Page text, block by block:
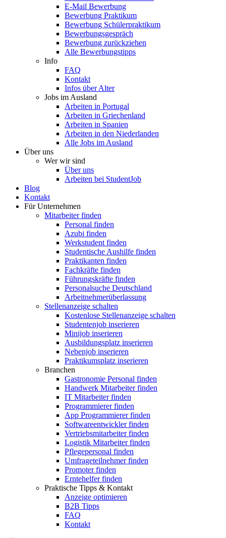
E-Mail Bewerbung
Bewerbung Praktikum
Bewerbung Schülerpraktikum
Bewerbungsgespräch
Bewerbung zurückziehen
Alle Bewerbungstipps
Info
FAQ
Kontakt
Infos über Alter
Jobs im Ausland
Arbeiten in Portugal
Arbeiten in Griechenland
Arbeiten in Spanien
Arbeiten in den Niederlanden
Alle Jobs im Ausland
Über uns
Wer wir sind
Über uns
Arbeiten bei StudentJob
Blog
Kontakt
Für Unternehmen
Mitarbeiter finden
Personal finden
Azubi finden
Werkstudent finden
Studentische Aushilfe finden
Praktikanten finden
Fachkräfte finden
Führungskräfte finden
Personalsuche Deutschland
Arbeitnehmerüberlassung
Stellenanzeige schalten
Kostenlose Stellenanzeige schalten
Studentenjob inserieren
Minijob inserieren
Ausbildungsplatz inserieren
Nebenjob inserieren
Praktikumsplatz inserieren
Branchen
Gastronomie Personal finden
Handwerk Mitarbeiter finden
IT Mitarbeiter finden
Programmierer finden
App Programmierer finden
Softwareentwickler finden
Vertriebsmitarbeiter finden
Logistik Mitarbeiter finden
Pflegepersonal finden
Umfrageteilnehmer finden
Promoter finden
Erntehelfer finden
Praktische Tipps & Kontakt
Anzeige optimieren
B2B Tipps
FAQ
Kontakt